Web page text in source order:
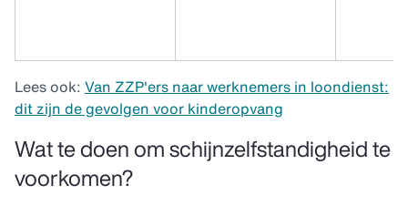
Lees ook: Van ZZP'ers naar werknemers in loondienst:
dit zijn de gevolgen voor kinderopvang
Wat te doen om schijnzelfstandigheid te
voorkomen?